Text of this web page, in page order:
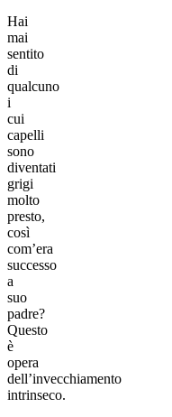
Hai
mai
sentito
di
qualcuno
i
cui
capelli
sono
diventati
grigi
molto
presto,
così
com’era
successo
a
suo
padre?
Questo
è
opera
dell’invecchiamento
intrinseco.